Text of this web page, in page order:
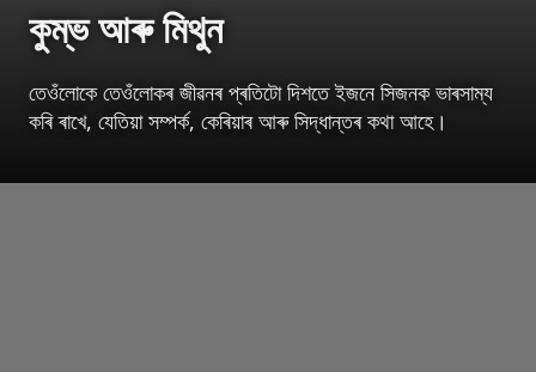
কুম্ভ আৰু মিথুন
তেওঁলোকে তেওঁলোকৰ জীৱনৰ প্ৰতিটো দিশতে ইজনে সিজনক ভাৰসাম্য
কৰি ৰাখে, যেতিয়া সম্পৰ্ক, কেৰিয়াৰ আৰু সিদ্ধান্তৰ কথা আহে।